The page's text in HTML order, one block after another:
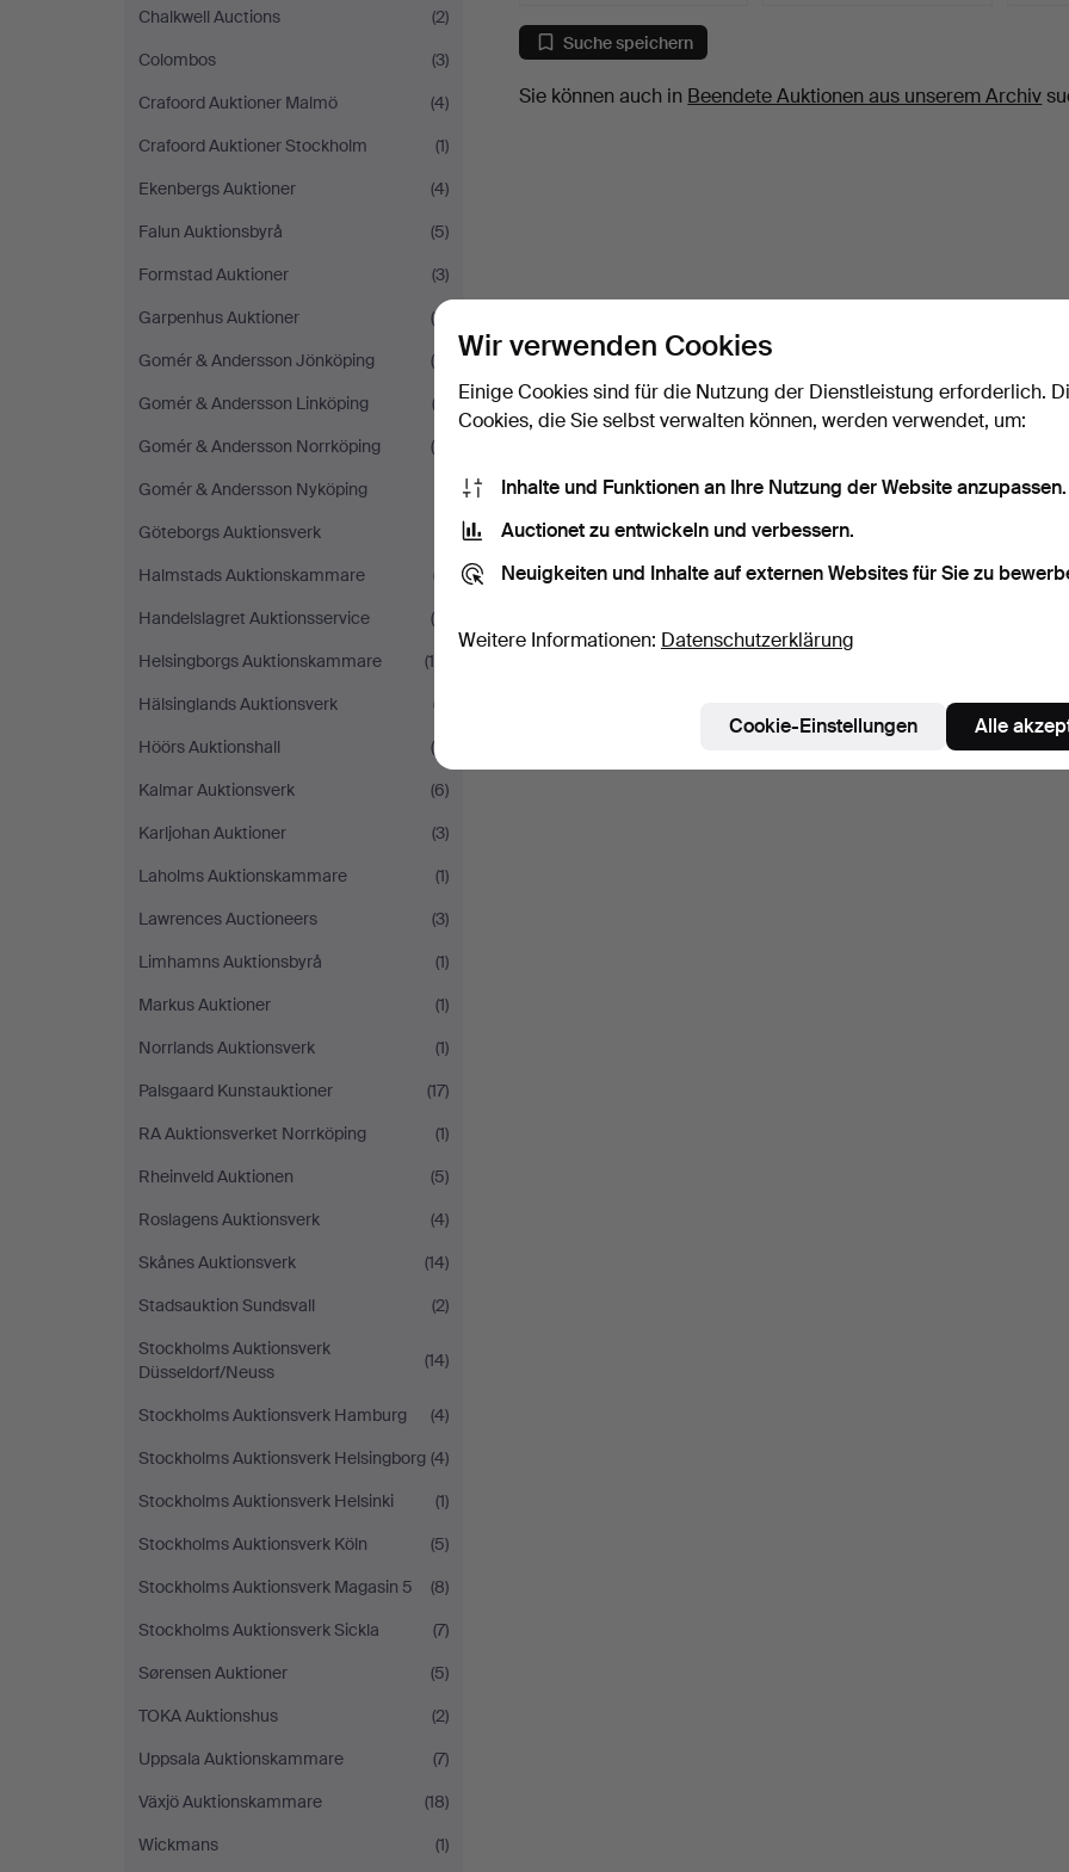
Chalkwell Auctions
(2)
Colombos
(3)
Crafoord Auktioner Malmö
(4)
Crafoord Auktioner Stockholm
(1)
Ekenbergs Auktioner
(4)
Falun Auktionsbyrå
(5)
Formstad Auktioner
(3)
Garpenhus Auktioner
(5)
Gomér & Andersson Jönköping
(8)
Gomér & Andersson Linköping
(3)
Gomér & Andersson Norrköping
(4)
Gomér & Andersson Nyköping
Göteborgs Auktionsverk
Halmstads Auktionskammare
(7)
Handelslagret Auktionsservice
(5)
Helsingborgs Auktionskammare
(14)
Hälsinglands Auktionsverk
(7)
Höörs Auktionshall
(6)
Kalmar Auktionsverk
(6)
Karljohan Auktioner
(3)
Laholms Auktionskammare
(1)
Lawrences Auctioneers
(3)
Limhamns Auktionsbyrå
(1)
Markus Auktioner
(1)
Norrlands Auktionsverk
(1)
Palsgaard Kunstauktioner
(17)
RA Auktionsverket Norrköping
(1)
Rheinveld Auktionen
(5)
Roslagens Auktionsverk
(4)
Skånes Auktionsverk
(14)
Stadsauktion Sundsvall
(2)
Stockholms Auktionsverk
Düsseldorf/Neuss
(14)
Stockholms Auktionsverk Hamburg
(4)
Stockholms Auktionsverk Helsingborg (4)
Stockholms Auktionsverk Helsinki
(1)
Stockholms Auktionsverk Köln
(5)
Stockholms Auktionsverk Magasin 5
(8)
Stockholms Auktionsverk Sickla
(7)
Sørensen Auktioner
(5)
TOKA Auktionshus
(2)
Uppsala Auktionskammare
(7)
Växjö Auktionskammare
(18)
Wickmans
(1)
Suche speichern
Sie können auch in Beendete Auktionen aus unserem Archiv
Wir verwenden Cookies
Einige Cookies sind für die Nutzung der Dienstleistung erforderlich.
Cookies, die Sie selbst verwalten können, werden verwendet, um:
Inhalte und Funktionen an Ihre Nutzung der Website anzupassen.
Auctionet zu entwickeln und verbessern.
Neuigkeiten und Inhalte auf externen Websites für Sie zu
Weitere Informationen: Datenschutzerklärung
Cookie-Einstellungen Alle